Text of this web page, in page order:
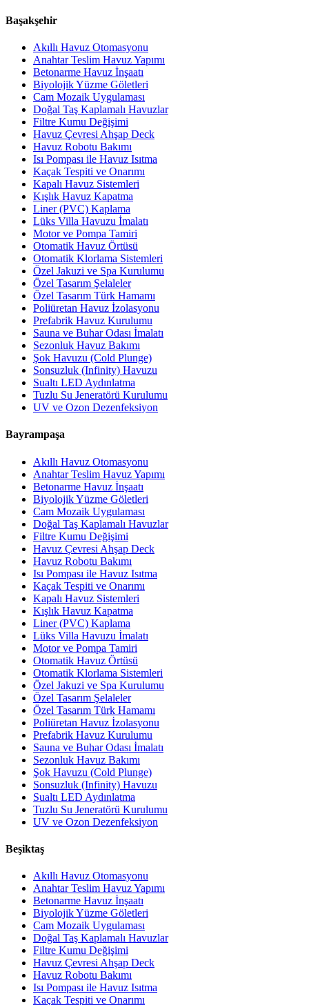
Başakşehir
Akıllı Havuz Otomasyonu
Anahtar Teslim Havuz Yapımı
Betonarme Havuz İnşaatı
Biyolojik Yüzme Göletleri
Cam Mozaik Uygulaması
Doğal Taş Kaplamalı Havuzlar
Filtre Kumu Değişimi
Havuz Çevresi Ahşap Deck
Havuz Robotu Bakımı
Isı Pompası ile Havuz Isıtma
Kaçak Tespiti ve Onarımı
Kapalı Havuz Sistemleri
Kışlık Havuz Kapatma
Liner (PVC) Kaplama
Lüks Villa Havuzu İmalatı
Motor ve Pompa Tamiri
Otomatik Havuz Örtüsü
Otomatik Klorlama Sistemleri
Özel Jakuzi ve Spa Kurulumu
Özel Tasarım Şelaleler
Özel Tasarım Türk Hamamı
Poliüretan Havuz İzolasyonu
Prefabrik Havuz Kurulumu
Sauna ve Buhar Odası İmalatı
Sezonluk Havuz Bakımı
Şok Havuzu (Cold Plunge)
Sonsuzluk (Infinity) Havuzu
Sualtı LED Aydınlatma
Tuzlu Su Jeneratörü Kurulumu
UV ve Ozon Dezenfeksiyon
Bayrampaşa
Akıllı Havuz Otomasyonu
Anahtar Teslim Havuz Yapımı
Betonarme Havuz İnşaatı
Biyolojik Yüzme Göletleri
Cam Mozaik Uygulaması
Doğal Taş Kaplamalı Havuzlar
Filtre Kumu Değişimi
Havuz Çevresi Ahşap Deck
Havuz Robotu Bakımı
Isı Pompası ile Havuz Isıtma
Kaçak Tespiti ve Onarımı
Kapalı Havuz Sistemleri
Kışlık Havuz Kapatma
Liner (PVC) Kaplama
Lüks Villa Havuzu İmalatı
Motor ve Pompa Tamiri
Otomatik Havuz Örtüsü
Otomatik Klorlama Sistemleri
Özel Jakuzi ve Spa Kurulumu
Özel Tasarım Şelaleler
Özel Tasarım Türk Hamamı
Poliüretan Havuz İzolasyonu
Prefabrik Havuz Kurulumu
Sauna ve Buhar Odası İmalatı
Sezonluk Havuz Bakımı
Şok Havuzu (Cold Plunge)
Sonsuzluk (Infinity) Havuzu
Sualtı LED Aydınlatma
Tuzlu Su Jeneratörü Kurulumu
UV ve Ozon Dezenfeksiyon
Beşiktaş
Akıllı Havuz Otomasyonu
Anahtar Teslim Havuz Yapımı
Betonarme Havuz İnşaatı
Biyolojik Yüzme Göletleri
Cam Mozaik Uygulaması
Doğal Taş Kaplamalı Havuzlar
Filtre Kumu Değişimi
Havuz Çevresi Ahşap Deck
Havuz Robotu Bakımı
Isı Pompası ile Havuz Isıtma
Kaçak Tespiti ve Onarımı